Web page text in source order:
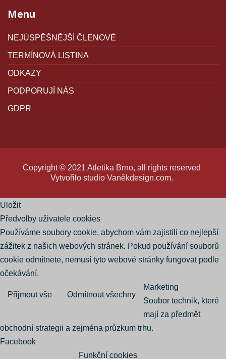
Menu
NEJÚSPĚŠNĚJŠÍ ČLENOVÉ
TERMÍNOVÁ LISTINA
ODKAZY
PODPORUJÍ NÁS
GDPR
Copyright © 2021 Atletika Brno, all rights reserved
Vytvořilo studioVaněkdesign.com.
Uložit
Předvolby uživatele cookies
Používáme soubory cookie, abychom vám zajistili co nejlepší
zážitek z našich webových stránek. Pokud používání souborů
cookie odmítnete, nemusí tyto webové stránky fungovat podle
očekávání.
Přijmout vše Odmítnout všechny
Marketing
Soubor technik, které
mají za předmět
obchodní strategii a zejména průzkum trhu.
Facebook
Funkční cookies